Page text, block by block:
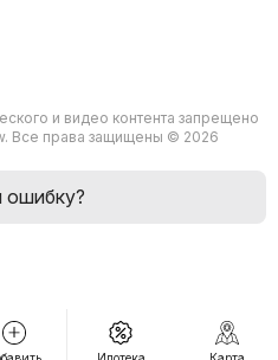
и видео контента запрещено
Все права защищены © 2026